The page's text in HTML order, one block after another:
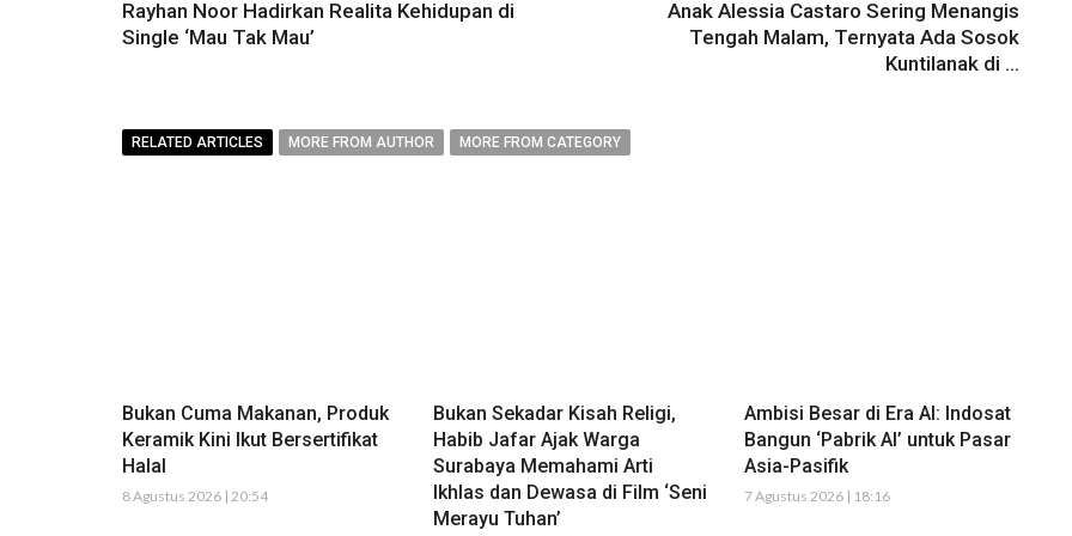
Rayhan Noor Hadirkan Realita Kehidupan di
Single ‘Mau Tak Mau’
Anak Alessia Castaro Sering Menangis
Tengah Malam, Ternyata Ada Sosok
Kuntilanak di ...
RELATED ARTICLES MORE FROM AUTHOR MORE FROM CATEGORY
Bukan Cuma Makanan, Produk
Keramik Kini Ikut Bersertifikat
Halal
8 Agustus 2026 | 20:54
Bukan Sekadar Kisah Religi,
Habib Jafar Ajak Warga
Surabaya Memahami Arti
Ikhlas dan Dewasa di Film ‘Seni
Merayu Tuhan’
Ambisi Besar di Era AI: Indosat
Bangun ‘Pabrik AI’ untuk Pasar
Asia-Pasifik
7 Agustus 2026 | 18:16